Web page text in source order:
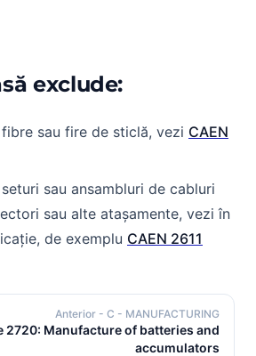
exclude:
sau fire de sticlă, vezi CAEN
sau ansambluri de cabluri
sau alte atașamente, vezi în
de exemplu CAEN 2611
Anterior - C - MANUFACTURING
2720: Manufacture of batteries and
accumulators